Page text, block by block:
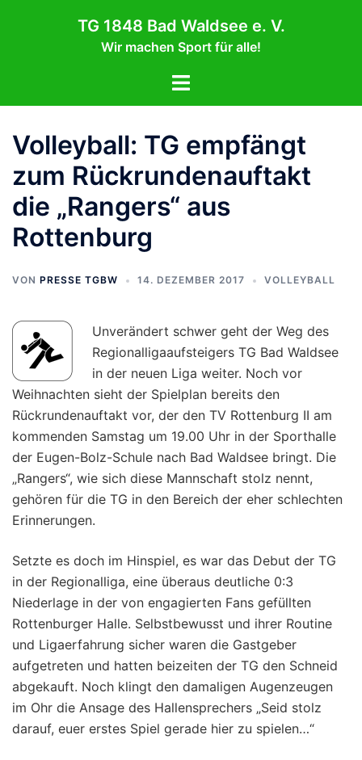
TG 1848 Bad Waldsee e. V.
Wir machen Sport für alle!
Menü
Volleyball: TG empfängt
zum Rückrundenauftakt
die „Rangers“ aus
Rottenburg
VON PRESSE TGBW 14. DEZEMBER 2017 VOLLEYBALL
Unverändert schwer geht der Weg des
Regionalligaaufsteigers TG Bad Waldsee
in der neuen Liga weiter. Noch vor
Weihnachten sieht der Spielplan bereits den
Rückrundenauftakt vor, der den TV Rottenburg II am
kommenden Samstag um 19.00 Uhr in der Sporthalle
der Eugen-Bolz-Schule nach Bad Waldsee bringt. Die
„Rangers“, wie sich diese Mannschaft stolz nennt,
gehören für die TG in den Bereich der eher schlechten
Erinnerungen.
Setzte es doch im Hinspiel, es war das Debut der TG
in der Regionalliga, eine überaus deutliche 0:3
Niederlage in der von engagierten Fans gefüllten
Rottenburger Halle. Selbstbewusst und ihrer Routine
und Ligaerfahrung sicher waren die Gastgeber
aufgetreten und hatten beizeiten der TG den Schneid
abgekauft. Noch klingt den damaligen Augenzeugen
im Ohr die Ansage des Hallensprechers „Seid stolz
darauf, euer erstes Spiel gerade hier zu spielen…“